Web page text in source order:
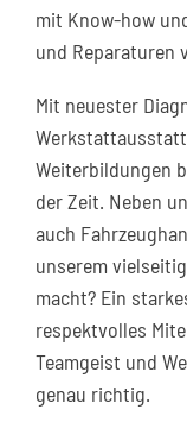
mit Know-how
und Reparaturen
Mit neuester
Weiterbildungen
der Zeit. Neben
auch
unserem
macht? Ein
respektvolles
Teamgeist und
genau richtig.